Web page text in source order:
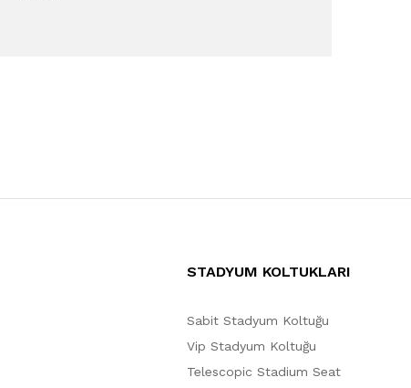
STADYUM KOLTUKLARI
Sabit Stadyum Koltuğu
Vip Stadyum Koltuğu
Telescopic Stadium Seat